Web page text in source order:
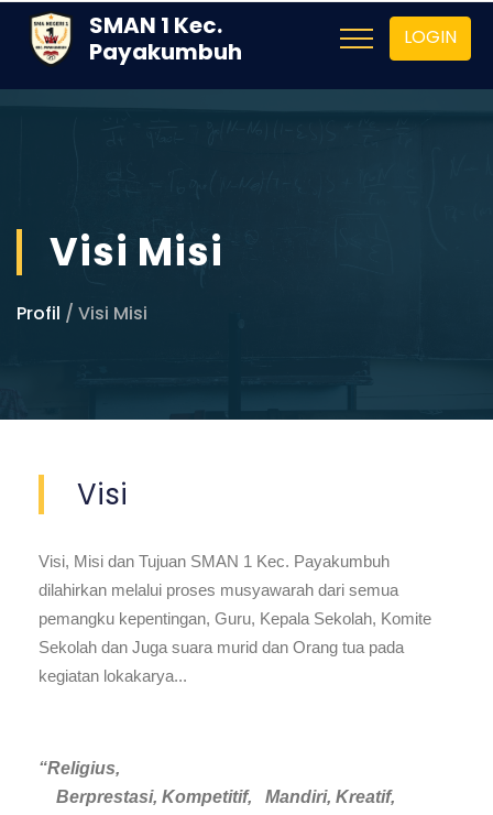
SMAN 1 Kec.
Payakumbuh
LOGIN
Visi Misi
Profil / Visi Misi
Visi
Visi, Misi dan Tujuan SMAN 1 Kec. Payakumbuh
dilahirkan melalui proses musyawarah dari semua
pemangku kepentingan, Guru, Kepala Sekolah, Komite
Sekolah dan Juga suara murid dan Orang tua pada
kegiatan lokakarya...
“Religius,
Berprestasi, Kompetitif, Mandiri, Kreatif,